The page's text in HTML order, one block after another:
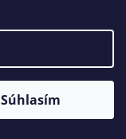
Súhlasím
Faia